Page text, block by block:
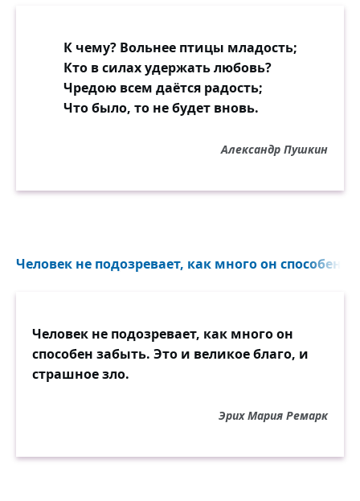
К чему? Вольнее птицы младость;
Кто в силах удержать любовь?
Чредою всем даётся радость;
Что было, то не будет вновь.
Александр Пушкин
Человек не подозревает, как много он способен
Человек не подозревает, как много он
способен забыть. Это и великое благо, и
страшное зло.
Эрих Мария Ремарк